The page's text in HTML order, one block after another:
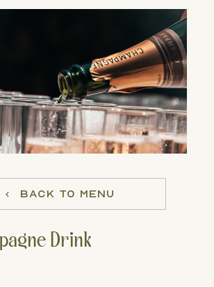
BACK TO MENU
Drink